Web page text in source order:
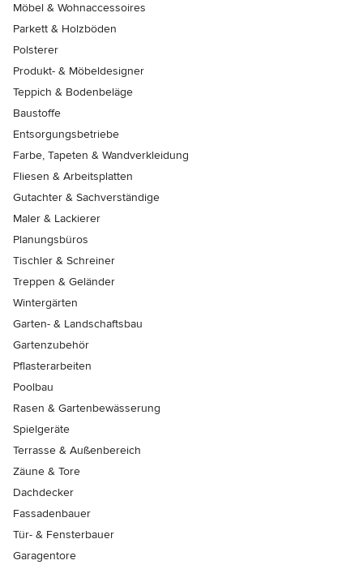
Möbel & Wohnaccessoires
Parkett & Holzböden
Polsterer
Produkt- & Möbeldesigner
Teppich & Bodenbeläge
Baustoffe
Entsorgungsbetriebe
Farbe, Tapeten & Wandverkleidung
Fliesen & Arbeitsplatten
Gutachter & Sachverständige
Maler & Lackierer
Planungsbüros
Tischler & Schreiner
Treppen & Geländer
Wintergärten
Garten- & Landschaftsbau
Gartenzubehör
Pflasterarbeiten
Poolbau
Rasen & Gartenbewässerung
Spielgeräte
Terrasse & Außenbereich
Zäune & Tore
Dachdecker
Fassadenbauer
Tür- & Fensterbauer
Garagentore